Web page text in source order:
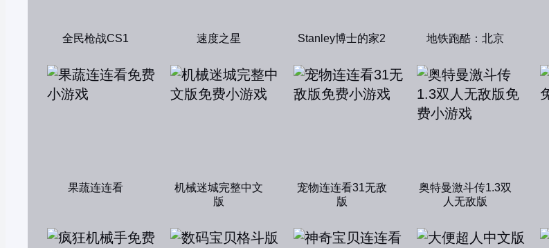
全民枪战CS1 速度之星 Stanley博士的家2 地铁跑酷：北京
果蔬连连看
机械迷城完整中文
版
宠物连连看31无敌
版
奥特曼激斗传1.3双
人无敌版